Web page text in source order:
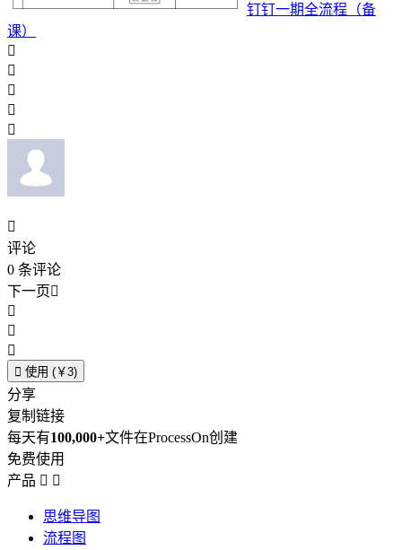
钉钉一期全流程（备
课）






评论
0 条评论
下一页



 使用 (￥3)
分享
复制链接
每天有100,000+文件在ProcessOn创建
免费使用
产品  
思维导图
流程图